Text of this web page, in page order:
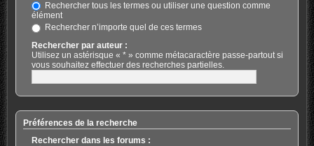
Rechercher tous les termes ou utiliser une question comme
élément
Rechercher n’importe quel de ces termes
Rechercher par auteur :
Utilisez un astérisque « * » comme métacaractère passe-partout si
vous souhaitez effectuer des recherches partielles.
Préférences de la recherche
Rechercher dans les forums :